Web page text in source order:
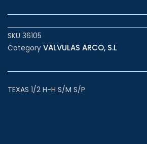
SKU 36105
Category VALVULAS ARCO, S.L
TEXAS 1/2 H-H S/M S/P